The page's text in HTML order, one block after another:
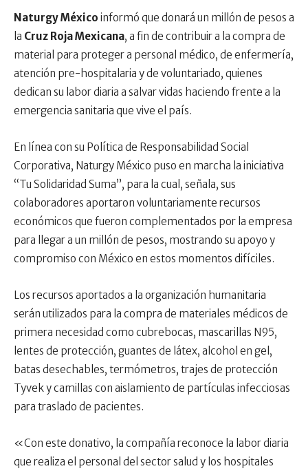
Naturgy México informó que donará un millón de pesos a
la Cruz Roja Mexicana, a fin de contribuir a la compra de
material para proteger a personal médico, de enfermería,
atención pre-hospitalaria y de voluntariado, quienes
dedican su labor diaria a salvar vidas haciendo frente a la
emergencia sanitaria que vive el país.
En línea con su Política de Responsabilidad Social
Corporativa, Naturgy México puso en marcha la iniciativa
“Tu Solidaridad Suma”, para la cual, señala, sus
colaboradores aportaron voluntariamente recursos
económicos que fueron complementados por la empresa
para llegar a un millón de pesos, mostrando su apoyo y
compromiso con México en estos momentos difíciles.
Los recursos aportados a la organización humanitaria
serán utilizados para la compra de materiales médicos de
primera necesidad como cubrebocas, mascarillas N95,
lentes de protección, guantes de látex, alcohol en gel,
batas desechables, termómetros, trajes de protección
Tyvek y camillas con aislamiento de partículas infecciosas
para traslado de pacientes.
«Con este donativo, la compañía reconoce la labor diaria
que realiza el personal del sector salud y los hospitales